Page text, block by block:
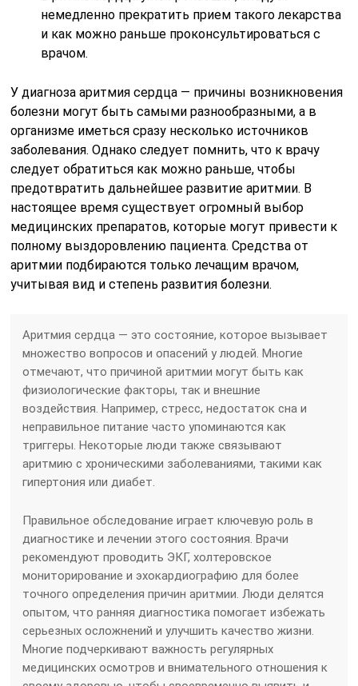
немедленно прекратить прием такого лекарства
и как можно раньше проконсультироваться с
врачом.
У диагноза аритмия сердца — причины возникновения
болезни могут быть самыми разнообразными, а в
организме иметься сразу несколько источников
заболевания. Однако следует помнить, что к врачу
следует обратиться как можно раньше, чтобы
предотвратить дальнейшее развитие аритмии. В
настоящее время существует огромный выбор
медицинских препаратов, которые могут привести к
полному выздоровлению пациента. Средства от
аритмии подбираются только лечащим врачом,
учитывая вид и степень развития болезни.
Аритмия сердца — это состояние, которое вызывает
множество вопросов и опасений у людей. Многие
отмечают, что причиной аритмии могут быть как
физиологические факторы, так и внешние
воздействия. Например, стресс, недостаток сна и
неправильное питание часто упоминаются как
триггеры. Некоторые люди также связывают
аритмию с хроническими заболеваниями, такими как
гипертония или диабет.
Правильное обследование играет ключевую роль в
диагностике и лечении этого состояния. Врачи
рекомендуют проводить ЭКГ, холтеровское
мониторирование и эхокардиографию для более
точного определения причин аритмии. Люди делятся
опытом, что ранняя диагностика помогает избежать
серьезных осложнений и улучшить качество жизни.
Многие подчеркивают важность регулярных
медицинских осмотров и внимательного отношения к